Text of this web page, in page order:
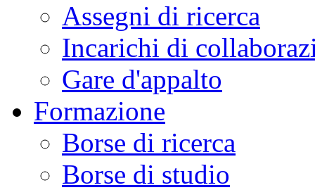
Assegni di ricerca
Incarichi di
Gare d'appalto
Formazione
Borse di ricerca
Borse di studio